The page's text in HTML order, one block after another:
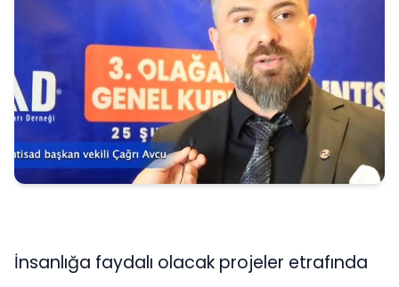
İnsanlığa faydalı olacak projeler etrafında